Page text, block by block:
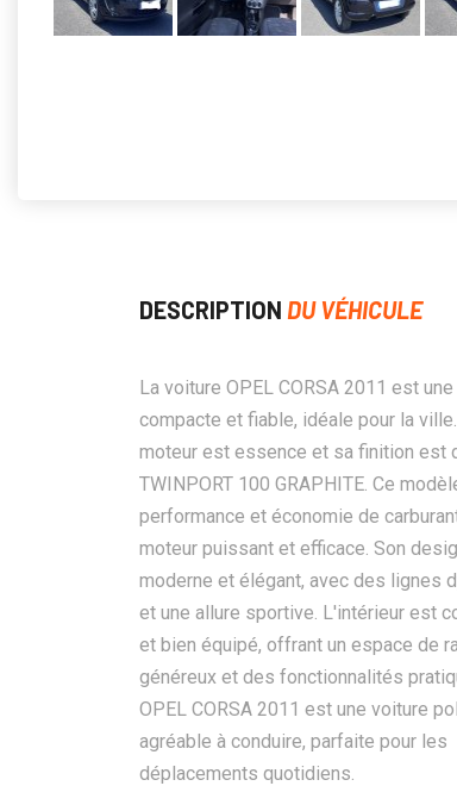
DESCRIPTION DU VÉHICULE
La voiture OPEL CORSA 2011 est
compacte et fiable, idéale pour la
moteur est essence et sa finition est
TWINPORT 100 GRAPHITE. Ce
performance et économie de
moteur puissant et efficace. Son
moderne et élégant, avec des lignes
et une allure sportive. L'intérieur est
et bien équipé, offrant un espace de
généreux et des fonctionnalités
OPEL CORSA 2011 est une voiture
agréable à conduire, parfaite pour les
déplacements quotidiens.